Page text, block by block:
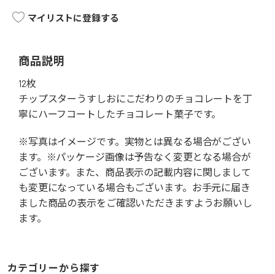
マイリストに登録する
商品説明
12枚
チップスターうすしおにこだわりのチョコレートを丁
寧にハーフコートしたチョコレート菓子です。
※写真はイメージです。実物とは異なる場合がござい
ます。※パッケージ画像は予告なく変更となる場合が
ございます。また、商品表示の記載内容に関しまして
も変更になっている場合もございます。お手元に届き
ました商品の表示をご確認いただきますようお願いし
ます。
カテゴリーから探す